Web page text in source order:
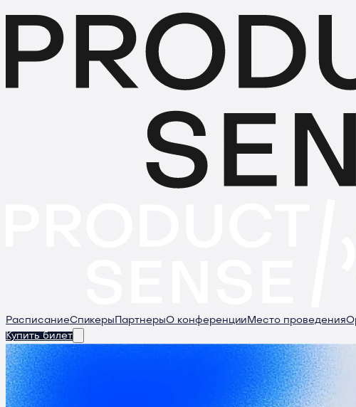
РасписаниеСпикеры ПартнерыО конференции Место проведения
Купить билет